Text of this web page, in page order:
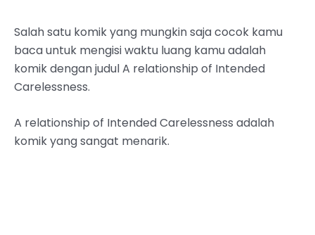
Salah satu komik yang mungkin saja cocok kamu
baca untuk mengisi waktu luang kamu adalah
komik dengan judul A relationship of Intended
Carelessness.
A relationship of Intended Carelessness adalah
komik yang sangat menarik.